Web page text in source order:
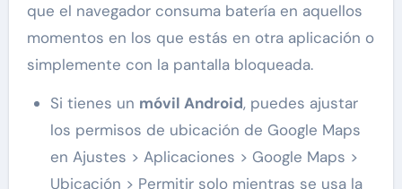
que el navegador consuma batería en aquellos
momentos en los que estás en otra aplicación o
simplemente con la pantalla bloqueada.
Si tienes un móvil Android, puedes ajustar
los permisos de ubicación de Google Maps
en Ajustes > Aplicaciones > Google Maps >
Ubicación > Permitir solo mientras se usa la